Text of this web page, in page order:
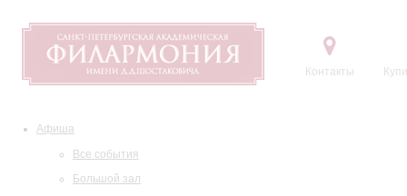
Контакты
Афиша
Все события
Большой зал